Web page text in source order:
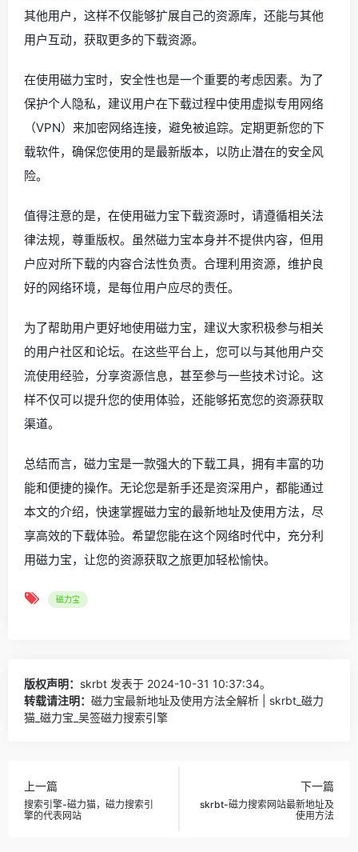
其他用户，这样不仅能够扩展自己的资源库，还能与其他
用户互动，获取更多的下载资源。
在使用磁力宝时，安全性也是一个重要的考虑因素。为了
保护个人隐私，建议用户在下载过程中使用虚拟专用网络
（VPN）来加密网络连接，避免被追踪。定期更新您的下
载软件，确保您使用的是最新版本，以防止潜在的安全风
险。
值得注意的是，在使用磁力宝下载资源时，请遵循相关法
律法规，尊重版权。虽然磁力宝本身并不提供内容，但用
户应对所下载的内容合法性负责。合理利用资源，维护良
好的网络环境，是每位用户应尽的责任。
为了帮助用户更好地使用磁力宝，建议大家积极参与相关
的用户社区和论坛。在这些平台上，您可以与其他用户交
流使用经验，分享资源信息，甚至参与一些技术讨论。这
样不仅可以提升您的使用体验，还能够拓宽您的资源获取
渠道。
总结而言，磁力宝是一款强大的下载工具，拥有丰富的功
能和便捷的操作。无论您是新手还是资深用户，都能通过
本文的介绍，快速掌握磁力宝的最新地址及使用方法，尽
享高效的下载体验。希望您能在这个网络时代中，充分利
用磁力宝，让您的资源获取之旅更加轻松愉快。
磁力宝
版权声明： skrbt 发表于 2024-10-31 10:37:34。
转载请注明： 磁力宝最新地址及使用方法全解析 | skrbt_磁力
猫_磁力宝_吴签磁力搜索引擎
上一篇
搜索引擎-磁力猫，磁力搜索引
擎的代表网站
下一篇
skrbt-磁力搜索网站最新地址及
使用方法